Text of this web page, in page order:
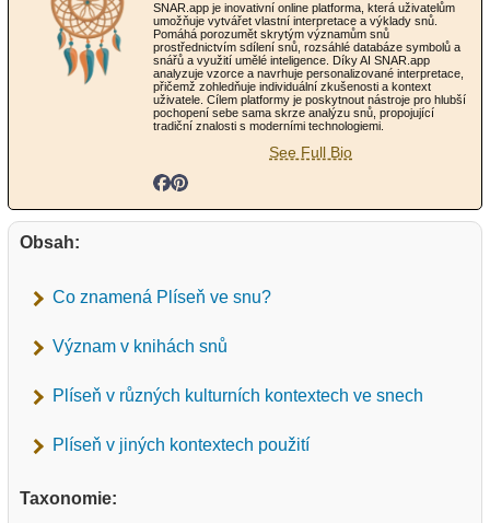
SNAR.app je inovativní online platforma, která uživatelům
umožňuje vytvářet vlastní interpretace a výklady snů.
Pomáhá porozumět skrytým významům snů
prostřednictvím sdílení snů, rozsáhlé databáze symbolů a
snářů a využití umělé inteligence. Díky AI SNAR.app
analyzuje vzorce a navrhuje personalizované interpretace,
přičemž zohledňuje individuální zkušenosti a kontext
uživatele. Cílem platformy je poskytnout nástroje pro hlubší
pochopení sebe sama skrze analýzu snů, propojující
tradiční znalosti s moderními technologiemi.
See Full Bio
Obsah:
Co znamená Plíseň ve snu?
Význam v knihách snů
Plíseň v různých kulturních kontextech ve snech
Plíseň v jiných kontextech použití
Taxonomie: